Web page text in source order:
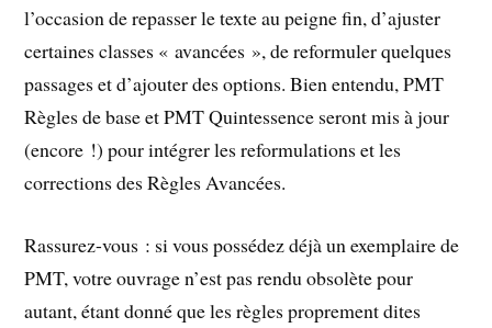
l’occasion de repasser le texte au peigne fin, d’ajuster
certaines classes « avancées », de reformuler quelques
passages et d’ajouter des options. Bien entendu, PMT
Règles de base et PMT Quintessence seront mis à jour
(encore !) pour intégrer les reformulations et les
corrections des Règles Avancées.
Rassurez-vous : si vous possédez déjà un exemplaire de
PMT, votre ouvrage n’est pas rendu obsolète pour
autant, étant donné que les règles proprement dites